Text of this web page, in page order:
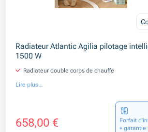
Radiateur Atlantic Agilia pilotage
1500 W
Radiateur double corps de chauffe
Lire plus...
658,00 €
Forfait
+ garantie